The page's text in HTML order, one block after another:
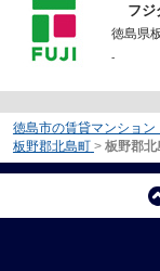
フジ
徳島県
-
徳島市の賃貸マンショ
板野郡北島町 > 板野郡北